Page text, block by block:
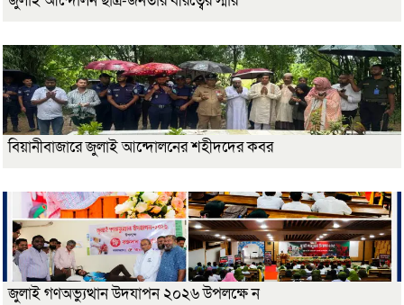
বিয়ানীবাজারে জুলাই আন্দোলনের শহীদদের কবর
জুলাই গণঅভ্যুত্থান উদযাপন ২০২৬ উপলক্ষে ন